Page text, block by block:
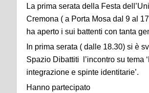
La prima serata della Festa
Cremona ( a Porta Mosa dal 9 al
ha aperto i sui battenti con tanta
In prima serata ( dalle 18.30) si è
Spazio Dibattiti l’incontro su tema
integrazione e spinte identitarie’.
Hanno partecipato